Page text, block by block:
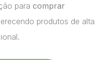
para comprar
produtos de alta